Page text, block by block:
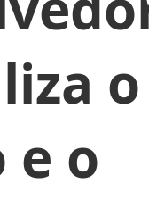
o
e o